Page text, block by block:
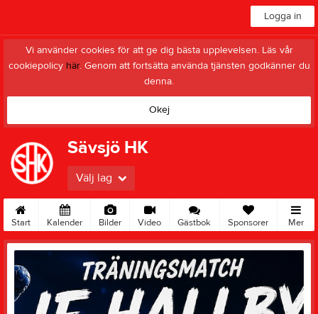
Logga in
Vi använder cookies för att ge dig bästa upplevelsen. Läs vår
cookiepolicy här. Genom att fortsätta använda tjänsten godkänner du
denna.
Okej
Sävsjö HK
Välj lag
Start Kalender Bilder Video Gästbok Sponsorer Mer